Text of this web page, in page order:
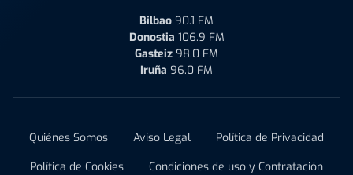
Bilbao 90.1 FM
Donostia 106.9 FM
Gasteiz 98.0 FM
Iruña 96.0 FM
Quiénes Somos Aviso Legal
Política de Privacidad
Política de Cookies
Condiciones de uso y Contratación